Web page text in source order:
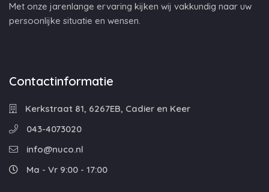
Met onze jarenlange ervaring kijken wij vakkundig naar uw
persoonlijke situatie en wensen.
Contactinformatie
Kerkstraat 81, 6267EB, Cadier en Keer
043-4073020
info@nuco.nl
Ma - Vr 9:00 - 17:00